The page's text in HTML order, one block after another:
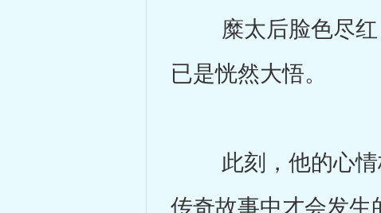
糜太后脸色尽红
已是恍然大悟。
此刻，他的心情
传奇故事中才会发生